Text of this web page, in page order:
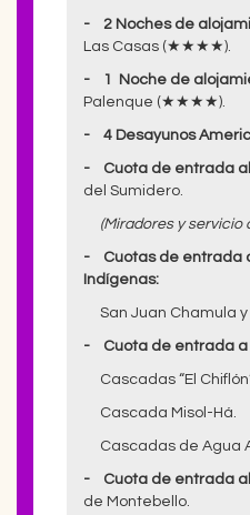
- 2 Noches de
Las Casas (★★★★).
- 1 Noche de
Palenque (★★★★).
- 4 Desayunos
- Cuota de entrada al
del Sumidero.
(Miradores y servicio
- Cuotas de entrada
Indígenas:
San Juan Chamula
- Cuota de entrada a
Cascadas “El
Cascada Misol-Há.
Cascadas de Agua
- Cuota de entrada al
de Montebello.